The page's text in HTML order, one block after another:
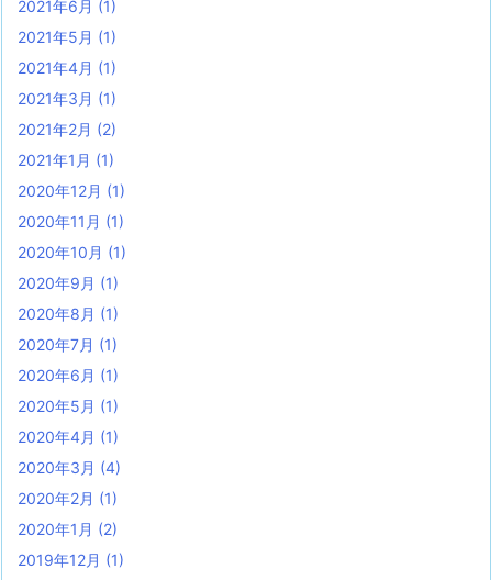
2021年6月 (1)
2021年5月 (1)
2021年4月 (1)
2021年3月 (1)
2021年2月 (2)
2021年1月 (1)
2020年12月 (1)
2020年11月 (1)
2020年10月 (1)
2020年9月 (1)
2020年8月 (1)
2020年7月 (1)
2020年6月 (1)
2020年5月 (1)
2020年4月 (1)
2020年3月 (4)
2020年2月 (1)
2020年1月 (2)
2019年12月 (1)